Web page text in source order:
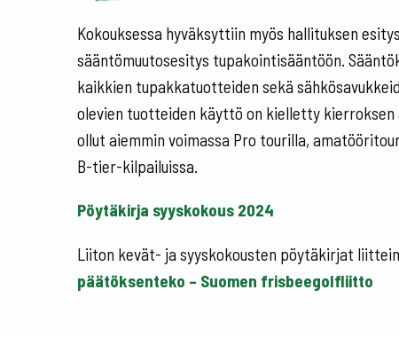
Kokouksessa hyväksyttiin myös hallituksen
sääntömuutosesitys tupakointisääntöön.
kaikkien tupakkatuotteiden sekä
olevien tuotteiden käyttö on kielletty kierroksen
ollut aiemmin voimassa Pro tourilla,
B-tier-kilpailuissa.
Pöytäkirja syyskokous 2024
Liiton kevät- ja syyskokousten pöytäkirjat
päätöksenteko – Suomen frisbeegolfliitto